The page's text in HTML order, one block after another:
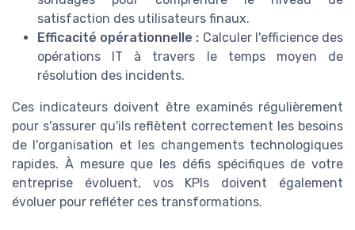
satisfaction des utilisateurs finaux.
Efficacité opérationnelle : Calculer l'efficience des
opérations IT à travers le temps moyen de
résolution des incidents.
Ces indicateurs doivent être examinés régulièrement
pour s'assurer qu'ils reflètent correctement les besoins
de l'organisation et les changements technologiques
rapides. À mesure que les défis spécifiques de votre
entreprise évoluent, vos KPIs doivent également
évoluer pour refléter ces transformations.